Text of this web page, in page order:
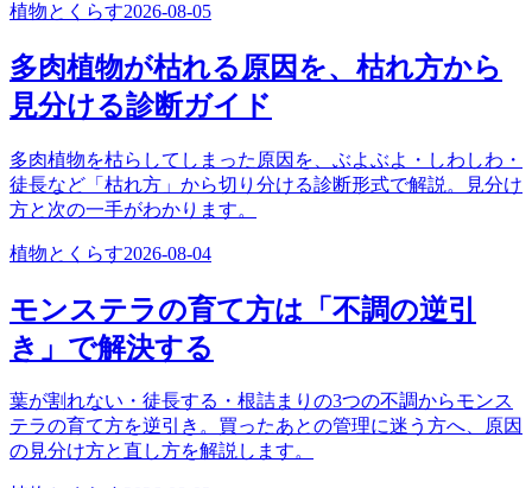
植物とくらす2026-08-05
多肉植物が枯れる原因を、枯れ方から
見分ける診断ガイド
多肉植物を枯らしてしまった原因を、ぶよぶよ・しわしわ・
徒長など「枯れ方」から切り分ける診断形式で解説。見分け
方と次の一手がわかります。
植物とくらす2026-08-04
モンステラの育て方は「不調の逆引
き」で解決する
葉が割れない・徒長する・根詰まりの3つの不調からモンス
テラの育て方を逆引き。買ったあとの管理に迷う方へ、原因
の見分け方と直し方を解説します。